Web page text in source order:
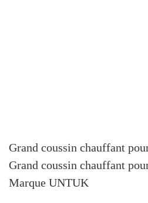
Grand coussin chauffant
Grand coussin chauffant
Marque UNTUK